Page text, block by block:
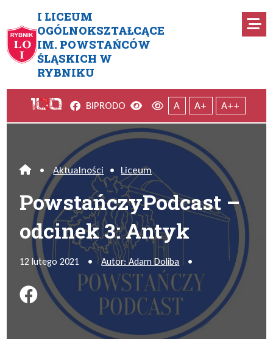
I LICEUM
OGÓLNOKSZTAŁCĄCE
IM. POWSTAŃCÓW
ŚLĄSKICH W
RYBNIKU
PowstańczyPodcast –
Facebook
BIPRODO Wersja kontrastowa
Wersja domyślna
A A+ A++
Home
• Aktualności • Liceum
PowstańczyPodcast –
odcinek 3: Antyk
12 lutego 2021 • Autor: Adam Doliba •
Podziel się na FB